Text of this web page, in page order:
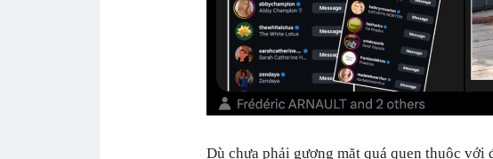
Dù chưa phải gương mặt quá quen thuộc với